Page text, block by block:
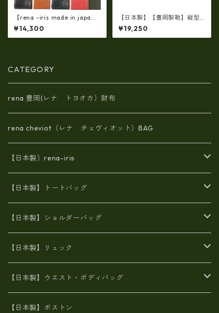
【rena -iris made in japa
n】【日本製】軽量☆牛革製
品・ヌメ革製・手提げトート
バッグ(A4サイズ） ir-01
¥14,300
【日本製】【豊岡製鞄】縦型
ショルダーバッグ メンズ 上質
な牛革を使った大人の本革メ
ンズショルダー bz-16453
¥19,250
CATEGORY
rena 豊岡(レナ トヨオカ）財布
rena cheviot（レナ チェヴィオット）BAG
【日本製〕rena-iris
エナメル（パテント）レザー
牛革製品トート・ショルダー
牛革製品リュック
【日本製】トートバッグ
火山灰染めバッグ
8号帆布
豊岡製
ヌメ革バッグ
Ａ3サイズ
オイルレザー
エナメル
【日本製】ショルダーバッグ
漂流ロープバッグ
6号蝋引き帆布
火山灰染めバッグ
8号帆布
財布ポシェット
【日本製】リュック
帆布
豊岡
牛革
【日本製】ウエスト・ボディバッグ
帆布
【日本製】ボストン